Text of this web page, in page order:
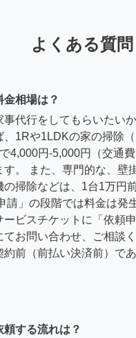
よくある質問
相場は？
事代行をしてもらいたい
、1Rや1LDKの家の掃除
4,000円-5,000円（交通
す。 また、専門的な、壁
の掃除などは、1台1万円
請」の段階では料金は発
ービスチケットに「依頼
てお問い合わせ、ご相談
約前（前払い決済前）で
する流れは？